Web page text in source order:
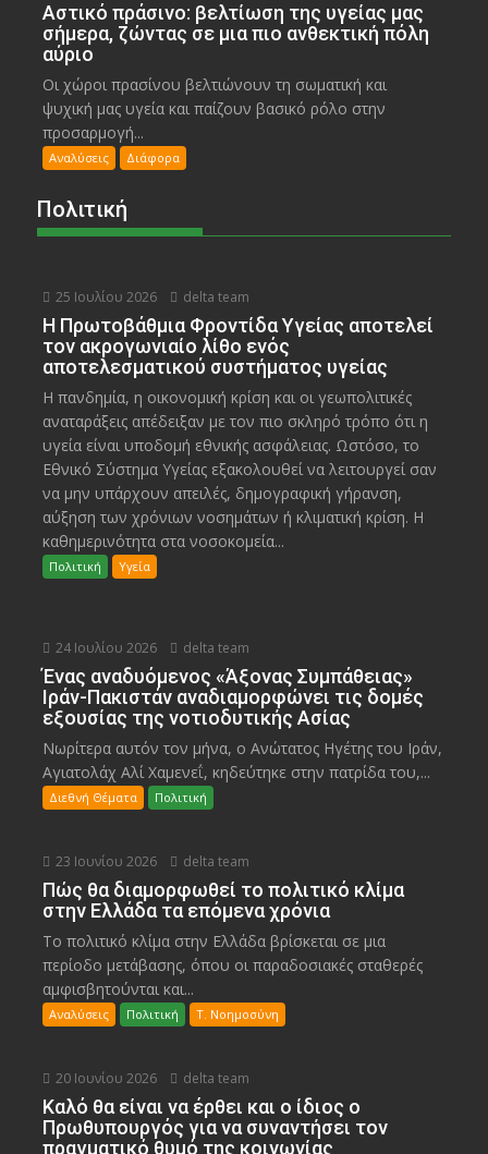
Αστικό πράσινο: βελτίωση της υγείας μας
σήμερα, ζώντας σε μια πιο ανθεκτική πόλη
αύριο
Οι χώροι πρασίνου βελτιώνουν τη σωματική και
ψυχική μας υγεία και παίζουν βασικό ρόλο στην
προσαρμογή...
Αναλύσεις Διάφορα
Πολιτική
25 Ιουλίου 2026 delta team
Η Πρωτοβάθμια Φροντίδα Υγείας αποτελεί
τον ακρογωνιαίο λίθο ενός
αποτελεσματικού συστήματος υγείας
Η πανδημία, η οικονομική κρίση και οι γεωπολιτικές
αναταράξεις απέδειξαν με τον πιο σκληρό τρόπο ότι η
υγεία είναι υποδομή εθνικής ασφάλειας. Ωστόσο, το
Εθνικό Σύστημα Υγείας εξακολουθεί να λειτουργεί σαν
να μην υπάρχουν απειλές, δημογραφική γήρανση,
αύξηση των χρόνιων νοσημάτων ή κλιματική κρίση. Η
καθημερινότητα στα νοσοκομεία...
Πολιτική Υγεία
24 Ιουλίου 2026 delta team
Ένας αναδυόμενος «Άξονας Συμπάθειας»
Ιράν-Πακιστάν αναδιαμορφώνει τις δομές
εξουσίας της νοτιοδυτικής Ασίας
Νωρίτερα αυτόν τον μήνα, ο Ανώτατος Ηγέτης του Ιράν,
Αγιατολάχ Αλί Χαμενεΐ, κηδεύτηκε στην πατρίδα του,...
Διεθνή Θέματα Πολιτική
23 Ιουνίου 2026 delta team
Πώς θα διαμορφωθεί το πολιτικό κλίμα
στην Ελλάδα τα επόμενα χρόνια
Το πολιτικό κλίμα στην Ελλάδα βρίσκεται σε μια
περίοδο μετάβασης, όπου οι παραδοσιακές σταθερές
αμφισβητούνται και...
Αναλύσεις Πολιτική Τ. Νοημοσύνη
20 Ιουνίου 2026 delta team
Καλό θα είναι να έρθει και ο ίδιος ο
Πρωθυπουργός για να συναντήσει τον
πραγματικό θυμό της κοινωνίας